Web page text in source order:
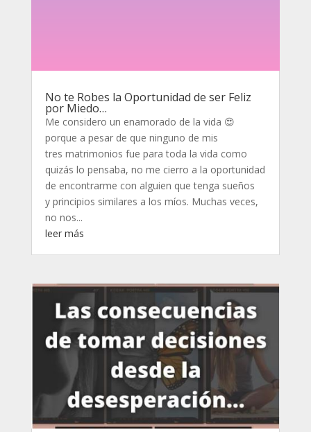
No te Robes la Oportunidad de ser Feliz
por Miedo…
Me considero un enamorado de la vida 😍
porque a pesar de que ninguno de mis
tres matrimonios fue para toda la vida como
quizás lo pensaba, no me cierro a la oportunidad
de encontrarme con alguien que tenga sueños
y principios similares a los míos. Muchas veces,
no nos...
leer más